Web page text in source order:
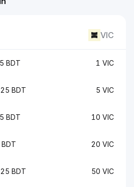
VIC
BDT 1 VIC
BDT 5 VIC
BDT 10 VIC
20 VIC
BDT 50 VIC